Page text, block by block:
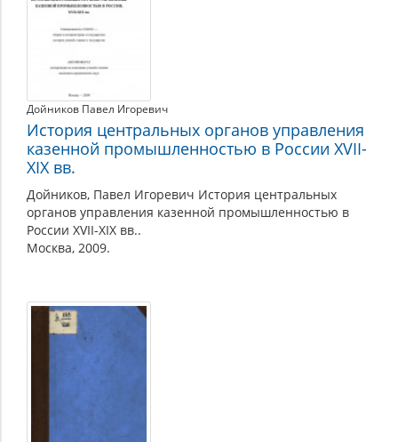
Дойников Павел Игоревич
История центральных органов управления
казенной промышленностью в России XVII-
XIX вв.
Дойников, Павел Игоревич История центральных
органов управления казенной промышленностью в
России XVII-XIX вв..
Москва, 2009.